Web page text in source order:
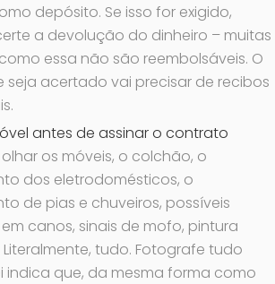
depósito. Se isso for exigido,
a devolução do dinheiro – muitas
essa não são reembolsáveis. O
seja acertado vai precisar de recibos
antes de assinar o contrato
os móveis, o colchão, o
dos eletrodomésticos, o
de pias e chuveiros, possíveis
canos, sinais de mofo, pintura
tudo. Fotografe tudo
indica que, da mesma forma como